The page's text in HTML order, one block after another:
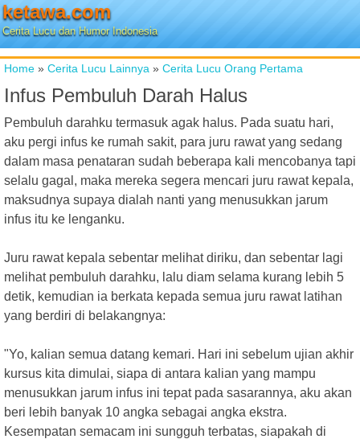
ketawa.com
Cerita Lucu dan Humor Indonesia
Home » Cerita Lucu Lainnya » Cerita Lucu Orang Pertama
Infus Pembuluh Darah Halus
Pembuluh darahku termasuk agak halus. Pada suatu hari,
aku pergi infus ke rumah sakit, para juru rawat yang sedang
dalam masa penataran sudah beberapa kali mencobanya tapi
selalu gagal, maka mereka segera mencari juru rawat kepala,
maksudnya supaya dialah nanti yang menusukkan jarum
infus itu ke lenganku.
Juru rawat kepala sebentar melihat diriku, dan sebentar lagi
melihat pembuluh darahku, lalu diam selama kurang lebih 5
detik, kemudian ia berkata kepada semua juru rawat latihan
yang berdiri di belakangnya:
"Yo, kalian semua datang kemari. Hari ini sebelum ujian akhir
kursus kita dimulai, siapa di antara kalian yang mampu
menusukkan jarum infus ini tepat pada sasarannya, aku akan
beri lebih banyak 10 angka sebagai angka ekstra.
Kesempatan semacam ini sungguh terbatas, siapakah di